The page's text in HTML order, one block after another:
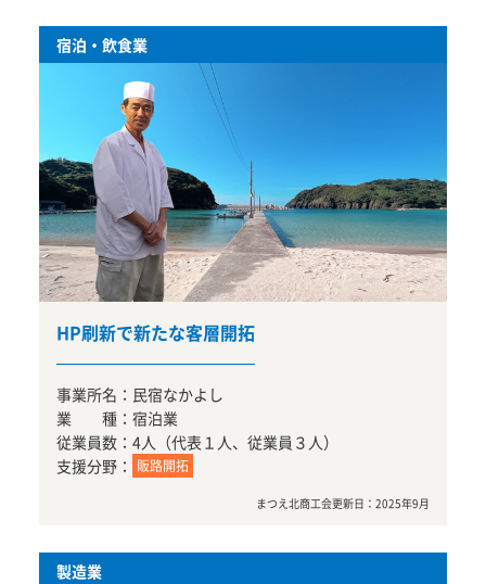
宿泊・飲食業
HP刷新で新たな客層開拓
事業所名： 民宿なかよし
業 種： 宿泊業
従業員数： 4人（代表１人、従業員３人）
支援分野：
販路開拓
まつえ北商工会更新日： 2025年9月
製造業